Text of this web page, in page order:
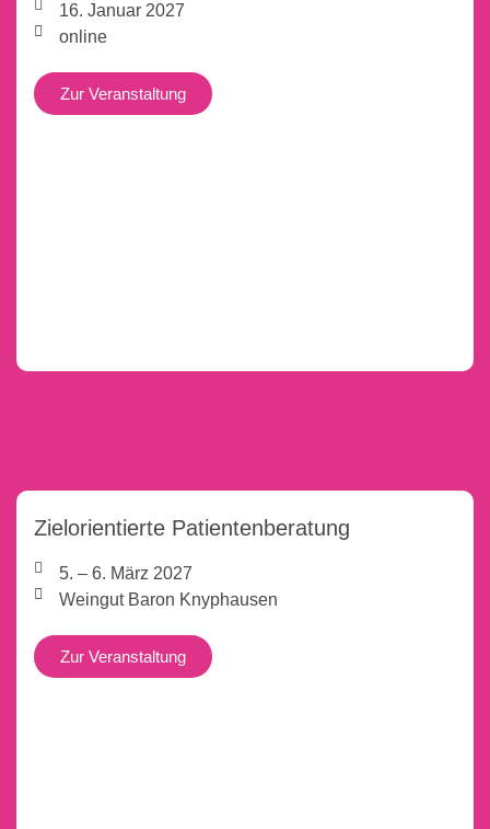
16. Januar 2027
online
Zur Veranstaltung
Zielorientierte Patientenberatung
5. – 6. März 2027
Weingut Baron Knyphausen
Zur Veranstaltung